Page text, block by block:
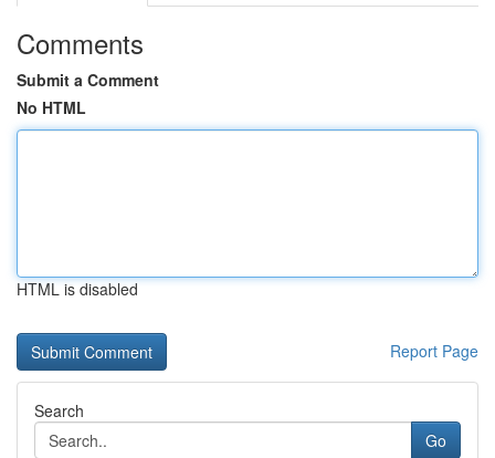
Comments
Submit a Comment
No HTML
HTML is disabled
Report Page
Search
Go